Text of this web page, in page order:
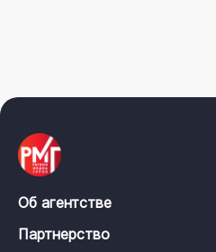
Об агентстве
Партнерство